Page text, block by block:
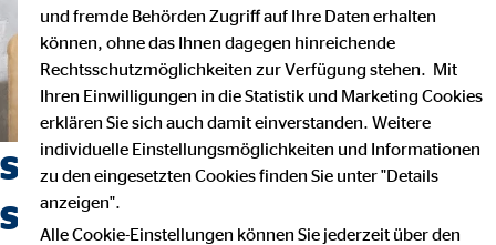
Suchst du einen Job, der
Sicherheit, Selbstbestimmung
und fremde Behörden Zugriff auf Ihre Daten erhalten
können, ohne das Ihnen dagegen hinreichende
Rechtsschutzmöglichkeiten zur Verfügung stehen. Mit
Ihren Einwilligungen in die Statistik und Marketing Cookies
erklären Sie sich auch damit einverstanden. Weitere
individuelle Einstellungsmöglichkeiten und Informationen
zu den eingesetzten Cookies finden Sie unter "Details
anzeigen".
Alle Cookie-Einstellungen können Sie jederzeit über den